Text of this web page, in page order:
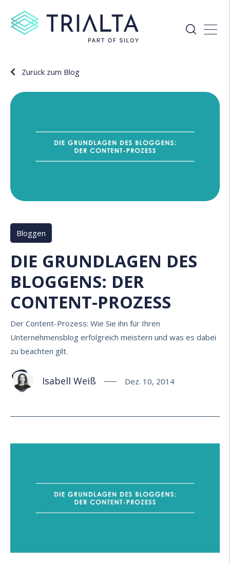
Zurück zum Blog
Bloggen
DIE GRUNDLAGEN DES
BLOGGENS: DER
CONTENT-PROZESS
Der Content-Prozess: Wie Sie ihn für Ihren
Unternehmensblog erfolgreich meistern und was es dabei
zu beachten gilt.
Isabell Weiß Dez. 10, 2014